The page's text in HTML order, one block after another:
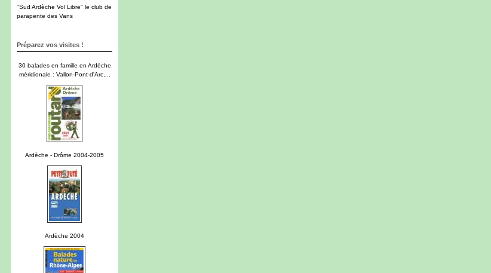
"Sud Ardèche Vol Libre" le club de
parapente des Vans
Préparez vos visites !
30 balades en famille en Ardèche
méridionale : Vallon-Pont-d'Arc,...
Ardèche - Drôme 2004-2005
Ardèche 2004